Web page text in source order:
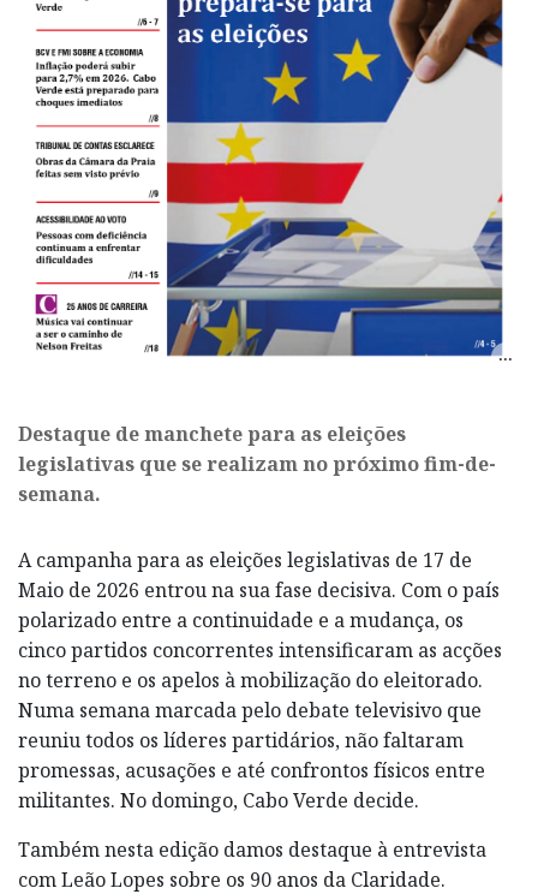
Destaque de manchete para as eleições
legislativas que se realizam no próximo fim-de-
semana.
A campanha para as eleições legislativas de 17 de
Maio de 2026 entrou na sua fase decisiva. Com o país
polarizado entre a continuidade e a mudança, os
cinco partidos concorrentes intensificaram as acções
no terreno e os apelos à mobilização do eleitorado.
Numa semana marcada pelo debate televisivo que
reuniu todos os líderes partidários, não faltaram
promessas, acusações e até confrontos físicos entre
militantes. No domingo, Cabo Verde decide.
Também nesta edição damos destaque à entrevista
com Leão Lopes sobre os 90 anos da Claridade.